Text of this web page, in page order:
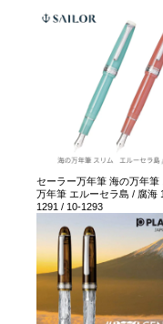
セーラー万年筆 海の万年筆
万年筆 エルーセラ島 / 腐海
1291 / 10-1293